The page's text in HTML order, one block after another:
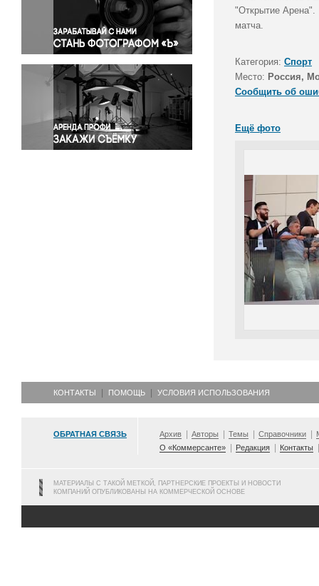
Правосудие
Происшествия и конфликты
Религия
Светская жизнь
Спорт
Экология
Экономика и бизнес
"Открытие Арена".
матча.
Категория: Спорт
Место: Россия,
Сообщить об
Ещё фото
КОНТАКТЫ ПОМОЩЬ УСЛОВИЯ ИСПОЛЬЗОВАНИЯ
ОБРАТНАЯ СВЯЗЬ Архив Авторы Темы Справочники
О «Коммерсанте»
Редакция Контакты
МАТЕРИАЛЫ С ТАКОЙ МЕТКОЙ, ПАРТНЕРСКИЕ ПРОЕКТЫ И НОВОСТИ
КОМПАНИЙ ОПУБЛИКОВАНЫ НА КОММЕРЧЕСКОЙ ОСНОВЕ